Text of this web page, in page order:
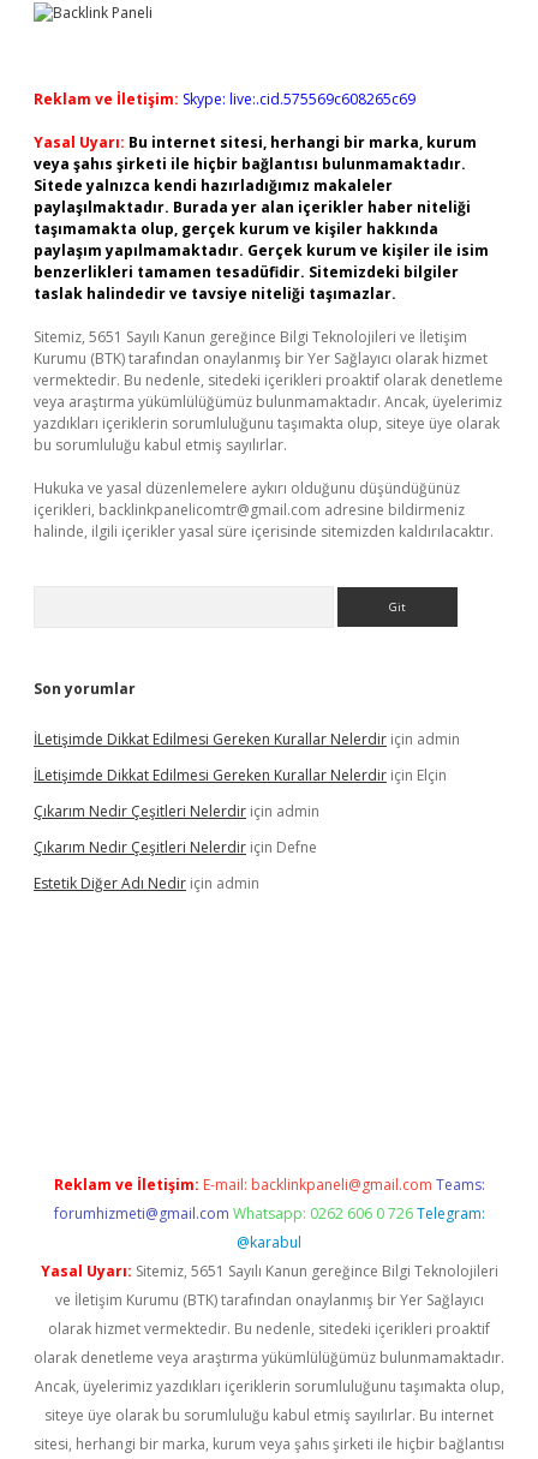
Reklam ve İletişim: Skype: live:.cid.575569c608265c69
Yasal Uyarı: Bu internet sitesi, herhangi bir marka, kurum
veya şahıs şirketi ile hiçbir bağlantısı bulunmamaktadır.
Sitede yalnızca kendi hazırladığımız makaleler
paylaşılmaktadır. Burada yer alan içerikler haber niteliği
taşımamakta olup, gerçek kurum ve kişiler hakkında
paylaşım yapılmamaktadır. Gerçek kurum ve kişiler ile isim
benzerlikleri tamamen tesadüfidir. Sitemizdeki bilgiler
taslak halindedir ve tavsiye niteliği taşımazlar.
Sitemiz, 5651 Sayılı Kanun gereğince Bilgi Teknolojileri ve İletişim
Kurumu (BTK) tarafından onaylanmış bir Yer Sağlayıcı olarak hizmet
vermektedir. Bu nedenle, sitedeki içerikleri proaktif olarak denetleme
veya araştırma yükümlülüğümüz bulunmamaktadır. Ancak, üyelerimiz
yazdıkları içeriklerin sorumluluğunu taşımakta olup, siteye üye olarak
bu sorumluluğu kabul etmiş sayılırlar.
Hukuka ve yasal düzenlemelere aykırı olduğunu düşündüğünüz
içerikleri, backlinkpanelicomtr@gmail.com adresine bildirmeniz
halinde, ilgili içerikler yasal süre içerisinde sitemizden kaldırılacaktır.
Son yorumlar
İLetişimde Dikkat Edilmesi Gereken Kurallar Nelerdir için admin
İLetişimde Dikkat Edilmesi Gereken Kurallar Nelerdir için Elçin
Çıkarım Nedir Çeşitleri Nelerdir için admin
Çıkarım Nedir Çeşitleri Nelerdir için Defne
Estetik Diğer Adı Nedir için admin
Reklam ve İletişim: E-mail: backlinkpaneli@gmail.com Teams:
forumhizmeti@gmail.com Whatsapp: 0262 606 0 726 Telegram:
@karabul
Yasal Uyarı: Sitemiz, 5651 Sayılı Kanun gereğince Bilgi Teknolojileri
ve İletişim Kurumu (BTK) tarafından onaylanmış bir Yer Sağlayıcı
olarak hizmet vermektedir. Bu nedenle, sitedeki içerikleri proaktif
olarak denetleme veya araştırma yükümlülüğümüz bulunmamaktadır.
Ancak, üyelerimiz yazdıkları içeriklerin sorumluluğunu taşımakta olup,
siteye üye olarak bu sorumluluğu kabul etmiş sayılırlar. Bu internet
sitesi, herhangi bir marka, kurum veya şahıs şirketi ile hiçbir bağlantısı